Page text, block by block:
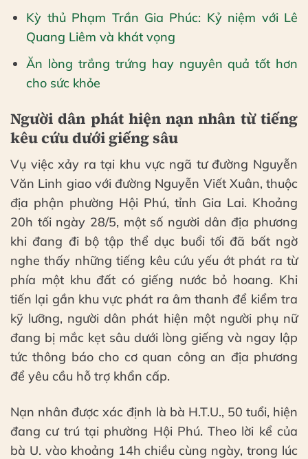
Kỳ thủ Phạm Trần Gia Phúc: Kỷ niệm với Lê
Quang Liêm và khát vọng
Ăn lòng trắng trứng hay nguyên quả tốt hơn
cho sức khỏe
Người dân phát hiện nạn nhân từ tiếng
kêu cứu dưới giếng sâu
Vụ việc xảy ra tại khu vực ngã tư đường Nguyễn
Văn Linh giao với đường Nguyễn Viết Xuân, thuộc
địa phận phường Hội Phú, tỉnh Gia Lai. Khoảng
20h tối ngày 28/5, một số người dân địa phương
khi đang đi bộ tập thể dục buổi tối đã bất ngờ
nghe thấy những tiếng kêu cứu yếu ớt phát ra từ
phía một khu đất có giếng nước bỏ hoang. Khi
tiến lại gần khu vực phát ra âm thanh để kiểm tra
kỹ lưỡng, người dân phát hiện một người phụ nữ
đang bị mắc kẹt sâu dưới lòng giếng và ngay lập
tức thông báo cho cơ quan công an địa phương
để yêu cầu hỗ trợ khẩn cấp.
Nạn nhân được xác định là bà H.T.U., 50 tuổi, hiện
đang cư trú tại phường Hội Phú. Theo lời kể của
bà U. vào khoảng 14h chiều cùng ngày, trong lúc